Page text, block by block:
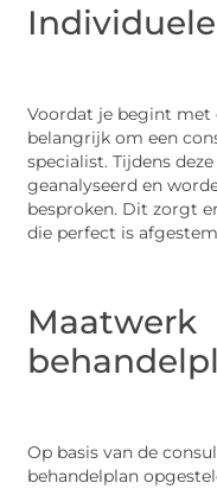
Voordat je begint met
belangrijk om een
specialist. Tijdens
geanalyseerd en
besproken. Dit zorgt
die perfect is
Maatwerk
Op basis van de
behandelplan